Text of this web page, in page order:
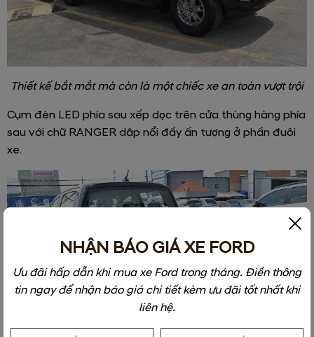
Thiết kế bắt mắt mà còn là một chiếc xe an toàn vượt trội
Cụm đèn LED phía sau xếp dọc trên cửa thùng hàng phía
sau với chữ RANGER dập nổi đầy ấn tượng ở phần đuôi
xe.
NHẬN BÁO GIÁ XE FORD
Ưu đãi hấp dẫn khi mua xe Ford trong tháng. Điền thông
tin ngay để nhận báo giá chi tiết kèm ưu đãi tốt nhất khi
liên hệ.